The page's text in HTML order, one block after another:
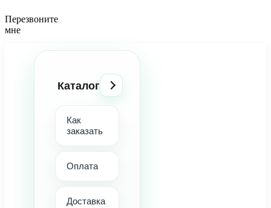
Перезвоните
мне
Каталог
Как
заказать
Оплата
Доставка